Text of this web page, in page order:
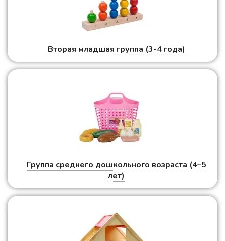
Вторая младшая группа (3-4 года)
Группа среднего дошкольного возраста (4–5
лет)